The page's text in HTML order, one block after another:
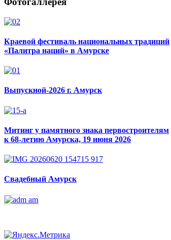
Краевой фестиваль национальных традиций
«Палитра наций» в Амурске
Выпускной-2026 г. Амурск
Митинг у памятного знака первостроителям
к 68-летию Амурска, 19 июня 2026
Свадебный Амурск